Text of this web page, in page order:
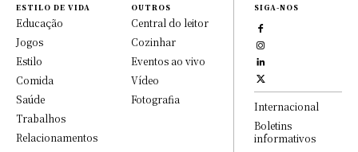
ESTILO DE VIDA
Educação
Jogos
Estilo
Comida
Saúde
Trabalhos
Relacionamentos
OUTROS
Central do leitor
Cozinhar
Eventos ao vivo
Vídeo
Fotografia
SIGA-NOS
Internacional
Boletins
informativos